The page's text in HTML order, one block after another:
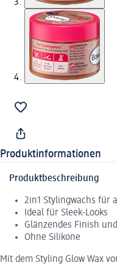
Produktinformationen
Produktbeschreibung
2in1 Stylingwachs für
Ideal für Sleek-Looks
Glänzendes Finish
Ohne Silikone
Mit dem Styling Glow Wax